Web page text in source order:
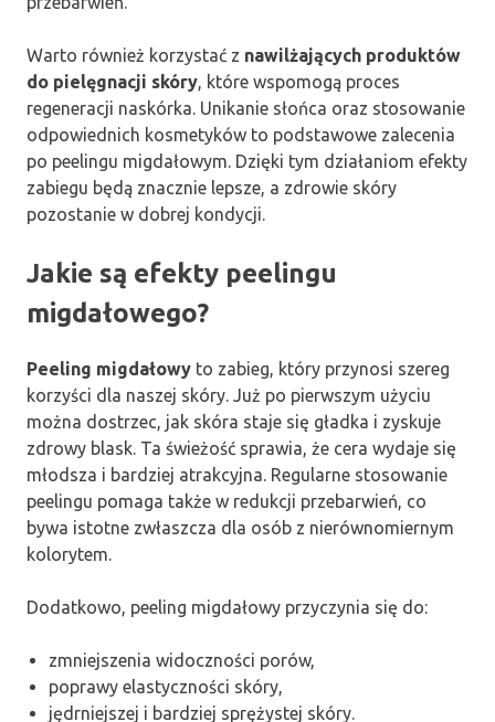
Warto również korzystać z nawilżających produktów
do pielęgnacji skóry, które wspomogą proces
regeneracji naskórka. Unikanie słońca oraz stosowanie
odpowiednich kosmetyków to podstawowe zalecenia
po peelingu migdałowym. Dzięki tym działaniom efekty
zabiegu będą znacznie lepsze, a zdrowie skóry
pozostanie w dobrej kondycji.
Jakie są efekty peelingu
migdałowego?
Peeling migdałowy to zabieg, który przynosi szereg
korzyści dla naszej skóry. Już po pierwszym użyciu
można dostrzec, jak skóra staje się gładka i zyskuje
zdrowy blask. Ta świeżość sprawia, że cera wydaje się
młodsza i bardziej atrakcyjna. Regularne stosowanie
peelingu pomaga także w redukcji przebarwień, co
bywa istotne zwłaszcza dla osób z nierównomiernym
kolorytem.
Dodatkowo, peeling migdałowy przyczynia się do:
zmniejszenia widoczności porów,
poprawy elastyczności skóry,
jędrniejszej i bardziej sprężystej skóry.